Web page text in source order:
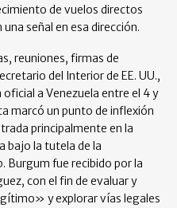
de vuelos directos
señal en esa dirección.
reuniones, firmas de
del Interior de EE. UU.,
a Venezuela entre el 4 y
marcó un punto de inflexión
principalmente en la
bajo la tutela de la
Burgum fue recibido por la
con el fin de evaluar y
y explorar vías legales